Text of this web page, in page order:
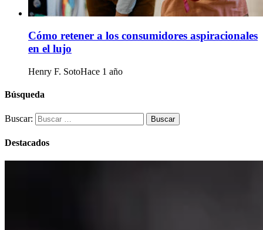
Cómo retener a los consumidores aspiracionales
en el lujo
Henry F. SotoHace 1 año
Búsqueda
Buscar:
Destacados